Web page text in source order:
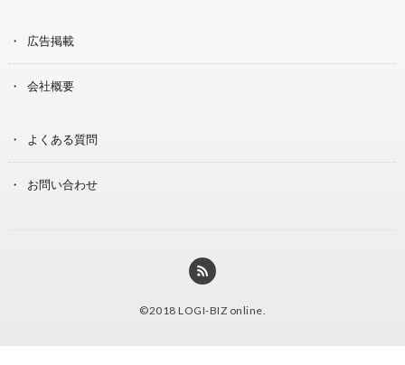
広告掲載
会社概要
よくある質問
お問い合わせ
©2018 LOGI-BIZ online